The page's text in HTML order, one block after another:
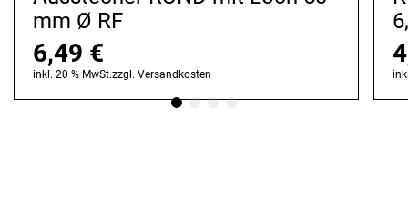
mm Ø RF
6,49 €
inkl. 20 % MwSt.zzgl. Versandkosten